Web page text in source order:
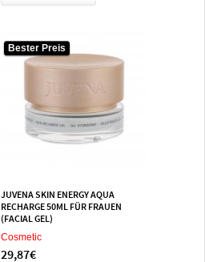
Bester Preis
JUVENA SKIN ENERGY AQUA
RECHARGE 50ML FÜR FRAUEN
(FACIAL GEL)
Cosmetic
29,87€